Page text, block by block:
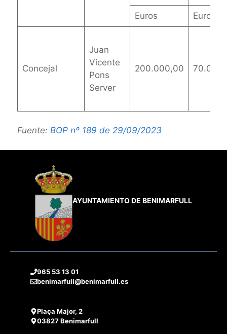
Euros Euros
Concejal
Juan
Vicente
Pons
Server
200.000,00
Fuente: BOP nº 189 de 29/09/2023
AYUNTAMIENTO DE BENIMARFULL
965 53 13 01
benimarfull@benimarfull.es
Plaça Major, 2
03827 Benimarfull